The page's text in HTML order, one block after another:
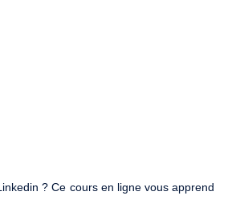
? Ce cours en ligne vous apprend